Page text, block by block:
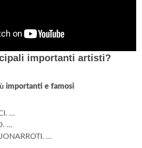
importanti artisti?
importanti e famosi
...
...
...